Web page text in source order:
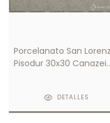
Porcelanato San
Pisodur 30x30 Canazei
DETALLES